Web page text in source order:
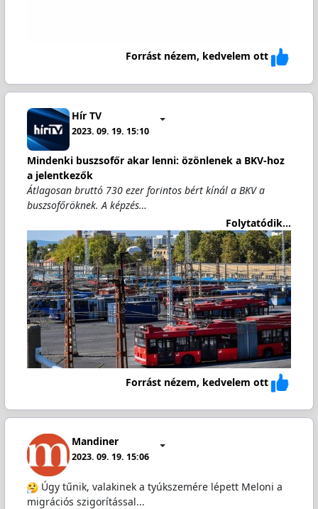
Forrást nézem, kedvelem ott
Hír TV
2023. 09. 19. 15:10
Mindenki buszsofőr akar lenni: özönlenek a BKV-hoz
a jelentkezők
Átlagosan bruttó 730 ezer forintos bért kínál a BKV a
buszsofőröknek. A képzés…
Folytatódik...
Forrást nézem, kedvelem ott
Mandiner
2023. 09. 19. 15:06
Úgy tűnik, valakinek a tyúkszemére lépett Meloni a
migrációs szigorítással...